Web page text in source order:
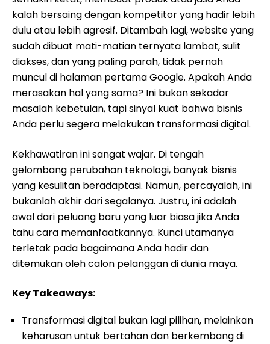
kalah bersaing dengan kompetitor yang hadir lebih
dulu atau lebih agresif. Ditambah lagi, website yang
sudah dibuat mati-matian ternyata lambat, sulit
diakses, dan yang paling parah, tidak pernah
muncul di halaman pertama Google. Apakah Anda
merasakan hal yang sama? Ini bukan sekadar
masalah kebetulan, tapi sinyal kuat bahwa bisnis
Anda perlu segera melakukan transformasi digital.
Kekhawatiran ini sangat wajar. Di tengah
gelombang perubahan teknologi, banyak bisnis
yang kesulitan beradaptasi. Namun, percayalah, ini
bukanlah akhir dari segalanya. Justru, ini adalah
awal dari peluang baru yang luar biasa jika Anda
tahu cara memanfaatkannya. Kunci utamanya
terletak pada bagaimana Anda hadir dan
ditemukan oleh calon pelanggan di dunia maya.
Key Takeaways:
Transformasi digital bukan lagi pilihan, melainkan
keharusan untuk bertahan dan berkembang di